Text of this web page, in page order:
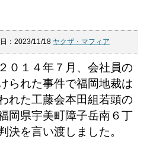
：2023/11/18 ヤクザ・マフィア
０１４年７月、会社員の
られた事件で福岡地裁は
れた工藤会本田組若頭の
岡県宇美町障子岳南６丁
決を言い渡しました。